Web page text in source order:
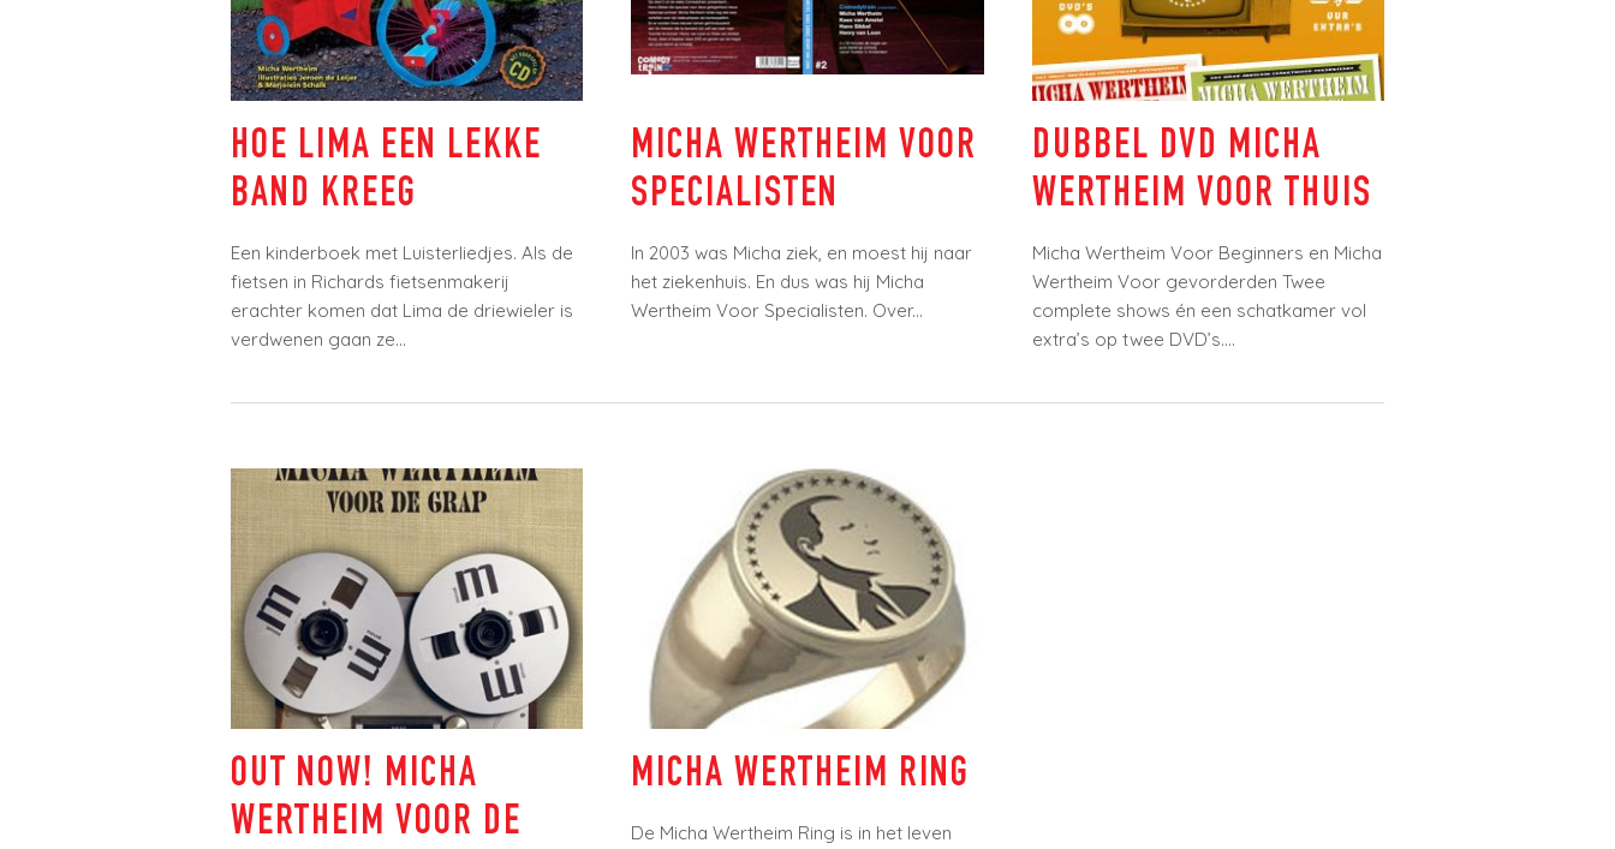
HOE LIMA EEN LEKKE
BAND KREEG
Een kinderboek met Luisterliedjes. Als de
fietsen in Richards fietsenmakerij
erachter komen dat Lima de driewieler is
verdwenen gaan ze...
MICHA WERTHEIM VOOR
SPECIALISTEN
In 2003 was Micha ziek, en moest hij naar
het ziekenhuis. En dus was hij Micha
Wertheim Voor Specialisten. Over...
DUBBEL DVD MICHA
WERTHEIM VOOR THUIS
Micha Wertheim Voor Beginners en Micha
Wertheim Voor gevorderden Twee
complete shows én een schatkamer vol
extra’s op twee DVD’s....
OUT NOW! MICHA
WERTHEIM VOOR DE
MICHA WERTHEIM RING
De Micha Wertheim Ring is in het leven
Wil je t als eerste weten
wanneer er kaarten vrij komen?
Geef je op en ontvang de
opnieuwsbrief dan krijg je ook
van het genootschap en ander
nieuws over Micha’s
voorstellingen of andere
projecten